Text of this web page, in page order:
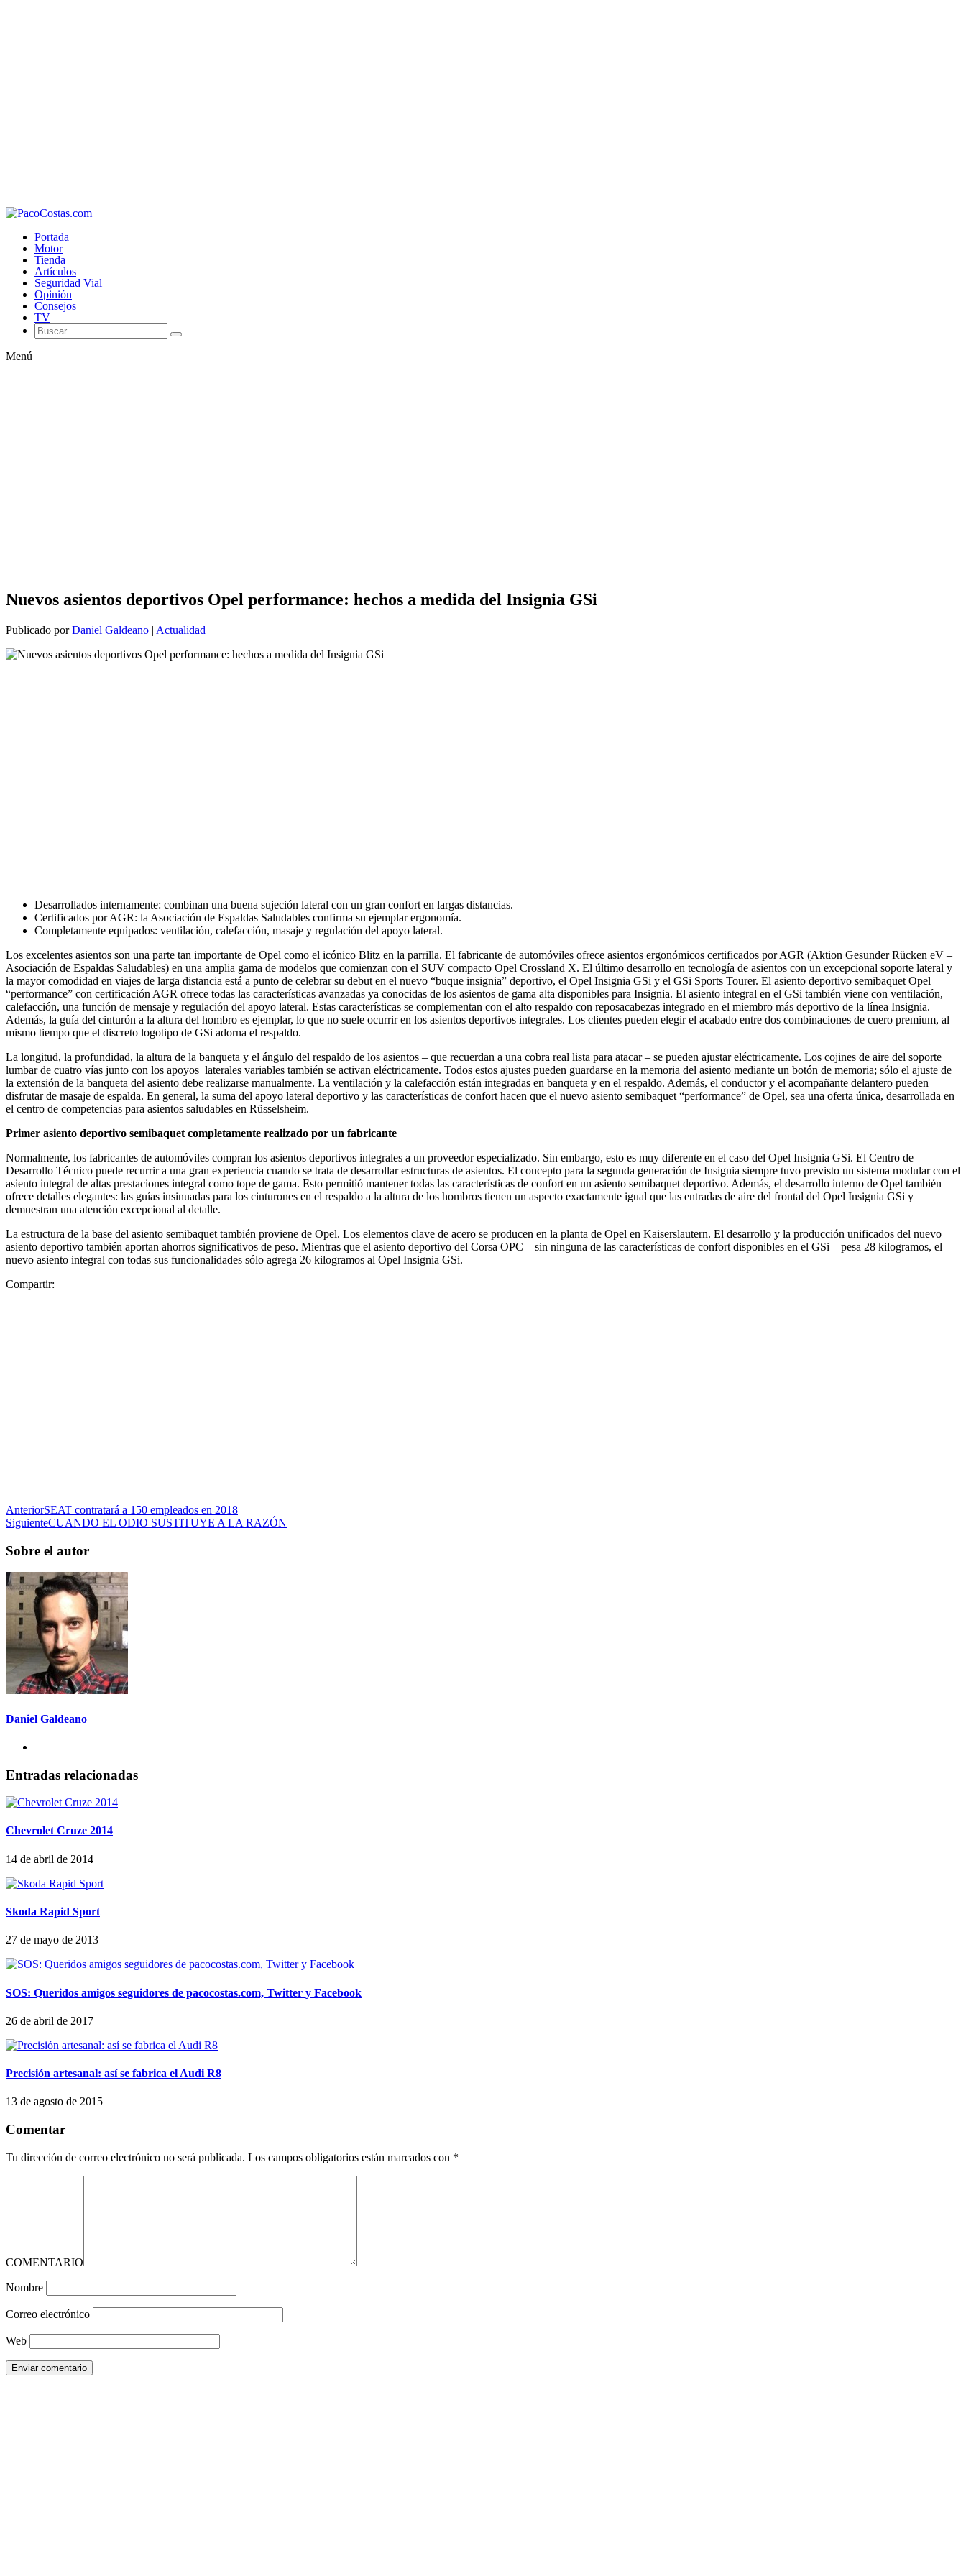
Portada
Motor
Tienda
Artículos
Seguridad Vial
Opinión
Consejos
TV
Menú
Nuevos asientos deportivos Opel performance: hechos a medida del Insignia GSi
Publicado porDaniel Galdeano | Actualidad
Desarrollados internamente: combinan una buena sujeción lateral con un gran confort en largas distancias.
Certificados por AGR: la Asociación de Espaldas Saludables confirma su ejemplar ergonomía.
Completamente equipados: ventilación, calefacción, masaje y regulación del apoyo lateral.
Los excelentes asientos son una parte tan importante de Opel como el icónico Blitz en la parrilla. El fabricante de automóviles ofrece asientos ergonómicos certificados por AGR (Aktion Gesunder Rücken eV –
Asociación de Espaldas Saludables) en una amplia gama de modelos que comienzan con el SUV compacto Opel Crossland X. El último desarrollo en tecnología de asientos con un excepcional soporte lateral y
la mayor comodidad en viajes de larga distancia está a punto de celebrar su debut en el nuevo “buque insignia” deportivo, el Opel Insignia GSi y el GSi Sports Tourer. El asiento deportivo semibaquet Opel
“performance” con certificación AGR ofrece todas las características avanzadas ya conocidas de los asientos de gama alta disponibles para Insignia. El asiento integral en el GSi también viene con ventilación,
calefacción, una función de mensaje y regulación del apoyo lateral. Estas características se complementan con el alto respaldo con reposacabezas integrado en el miembro más deportivo de la línea Insignia.
Además, la guía del cinturón a la altura del hombro es ejemplar, lo que no suele ocurrir en los asientos deportivos integrales. Los clientes pueden elegir el acabado entre dos combinaciones de cuero premium, al
mismo tiempo que el discreto logotipo de GSi adorna el respaldo.
La longitud, la profundidad, la altura de la banqueta y el ángulo del respaldo de los asientos – que recuerdan a una cobra real lista para atacar – se pueden ajustar eléctricamente. Los cojines de aire del soporte
lumbar de cuatro vías junto con los apoyos laterales variables también se activan eléctricamente. Todos estos ajustes pueden guardarse en la memoria del asiento mediante un botón de memoria; sólo el ajuste de
la extensión de la banqueta del asiento debe realizarse manualmente. La ventilación y la calefacción están integradas en banqueta y en el respaldo. Además, el conductor y el acompañante delantero pueden
disfrutar de masaje de espalda. En general, la suma del apoyo lateral deportivo y las características de confort hacen que el nuevo asiento semibaquet “performance” de Opel, sea una oferta única, desarrollada en
el centro de competencias para asientos saludables en Rüsselsheim.
Primer asiento deportivo semibaquet completamente realizado por un fabricante
Normalmente, los fabricantes de automóviles compran los asientos deportivos integrales a un proveedor especializado. Sin embargo, esto es muy diferente en el caso del Opel Insignia GSi. El Centro de
Desarrollo Técnico puede recurrir a una gran experiencia cuando se trata de desarrollar estructuras de asientos. El concepto para la segunda generación de Insignia siempre tuvo previsto un sistema modular con el
asiento integral de altas prestaciones integral como tope de gama. Esto permitió mantener todas las características de confort en un asiento semibaquet deportivo. Además, el desarrollo interno de Opel también
ofrece detalles elegantes: las guías insinuadas para los cinturones en el respaldo a la altura de los hombros tienen un aspecto exactamente igual que las entradas de aire del frontal del Opel Insignia GSi y
demuestran una atención excepcional al detalle.
La estructura de la base del asiento semibaquet también proviene de Opel. Los elementos clave de acero se producen en la planta de Opel en Kaiserslautern. El desarrollo y la producción unificados del nuevo
asiento deportivo también aportan ahorros significativos de peso. Mientras que el asiento deportivo del Corsa OPC – sin ninguna de las características de confort disponibles en el GSi – pesa 28 kilogramos, el
nuevo asiento integral con todas sus funcionalidades sólo agrega 26 kilogramos al Opel Insignia GSi.
Compartir:
AnteriorSEAT contratará a 150 empleados en 2018
SiguienteCUANDO EL ODIO SUSTITUYE A LA RAZÓN
Sobre el autor
Daniel Galdeano
Entradas relacionadas
Chevrolet Cruze 2014
14 de abril de 2014
Skoda Rapid Sport
27 de mayo de 2013
SOS: Queridos amigos seguidores de pacocostas.com, Twitter y Facebook
26 de abril de 2017
Precisión artesanal: así se fabrica el Audi R8
13 de agosto de 2015
Comentar
Tu dirección de correo electrónico no será publicada. Los campos obligatorios están marcados con *
COMENTARIO
Nombre
Correo electrónico
Web